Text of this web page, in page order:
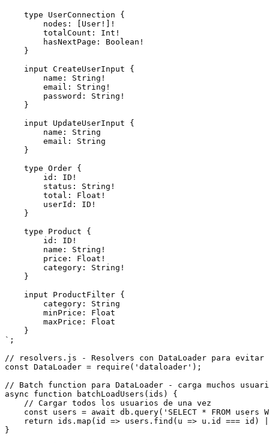
    type UserConnection {
        nodes: [User!]!
        totalCount: Int!
        hasNextPage: Boolean!
    }
    input CreateUserInput {
        name: String!
        email: String!
        password: String!
    }
    input UpdateUserInput {
        name: String
        email: String
    }
    type Order {
        id: ID!
        status: String!
        total: Float!
        userId: ID!
    }
    type Product {
        id: ID!
        name: String!
        price: Float!
        category: String!
    }
    input ProductFilter {
        category: String
        minPrice: Float
        maxPrice: Float
    }
`;
// resolvers.js - Resolvers con DataLoader para evitar
const DataLoader = require('dataloader');
// Batch function para DataLoader - carga muchos
async function batchLoadUsers(ids) {
    // Cargar todos los usuarios de una vez
const users = await db.query('SELECT * FROM users
return ids.map(id => users.find(u => u.id === id)
}